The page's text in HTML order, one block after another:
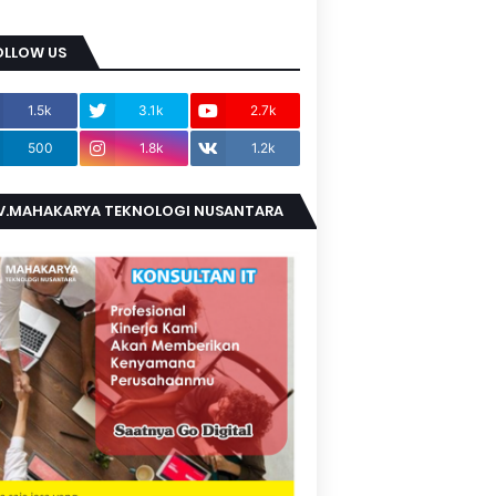
US
1.5k 3.1k 2.7k
500 1.8k 1.2k
TEKNOLOGI NUSANTARA